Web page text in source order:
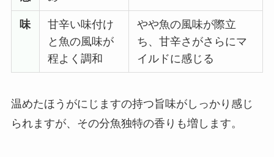
味
甘辛い味付け
と魚の風味が
程よく調和
やや魚の風味が際立
ち、甘辛さがさらにマ
イルドに感じる
温めたほうがにじますの持つ旨味がしっかり感じ
られますが、その分魚独特の香りも増します。